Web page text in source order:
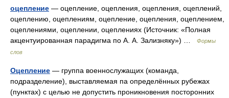
оцепление — оцепление, оцепления, оцепления, оцеплений,
оцеплению, оцеплениям, оцепление, оцепления, оцеплением,
оцеплениями, оцеплении, оцеплениях (Источник: «Полная
акцентуированная парадигма по А. А. Зализняку») …
Формы
слов
Оцепление — группа военнослужащих (команда,
подразделение), выставляемая па определённых рубежах
(пунктах) с целью не допустить проникновения посторонних